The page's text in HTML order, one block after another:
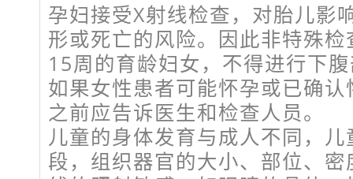
孕妇接受X射线检查，对胎儿影
形或死亡的风险。因此非特殊
15周的育龄妇女，不得进行下
如果女性患者可能怀孕或已确
之前应告诉医生和检查人员。
儿童的身体发育与成人不同，
段，组织器官的大小、部位、